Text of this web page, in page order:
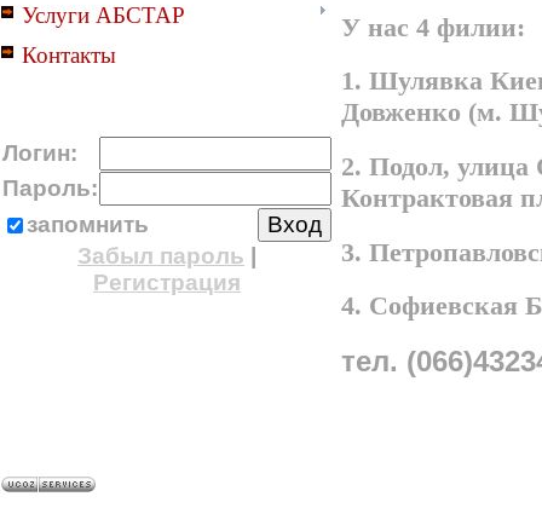
Услуги АБСТАР
Контакты
Логин:
Пароль:
запомнить
Забыл пароль
Регистрация
У нас 4 филии:
1. Шулявка
Довженко (м.
2. Подол,
Контрактовая
3.
4. Софиевская
тел.